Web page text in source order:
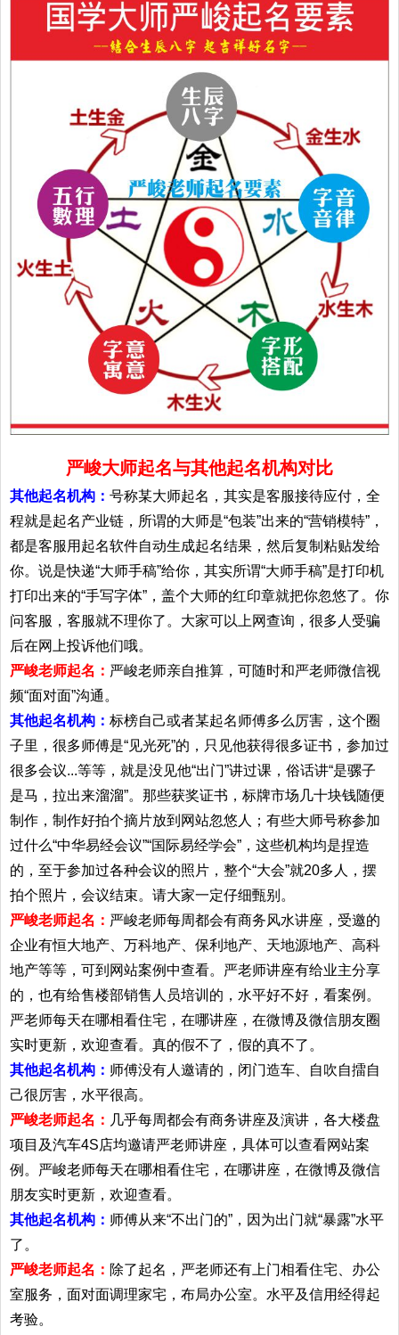
严峻大师起名与其他起名机构对比
其他起名机构： 号称某大师起名，其实是客服接待应付，全
程就是起名产业链，所谓的大师是“包装”出来的“营销模特”，
都是客服用起名软件自动生成起名结果，然后复制粘贴发给
你。说是快递“大师手稿”给你，其实所谓“大师手稿”是打印机
打印出来的“手写字体”，盖个大师的红印章就把你忽悠了。你
问客服，客服就不理你了。大家可以上网查询，很多人受骗
后在网上投诉他们哦。
严峻老师起名： 严峻老师亲自推算，可随时和严老师微信视
频“面对面”沟通。
其他起名机构： 标榜自己或者某起名师傅多么厉害，这个圈
子里，很多师傅是“见光死”的，只见他获得很多证书，参加过
很多会议...等等，就是没见他“出门”讲过课，俗话讲“是骡子
是马，拉出来溜溜”。那些获奖证书，标牌市场几十块钱随便
制作，制作好拍个摘片放到网站忽悠人；有些大师号称参加
过什么“中华易经会议”“国际易经学会”，这些机构均是捏造
的，至于参加过各种会议的照片，整个“大会”就20多人，摆
拍个照片，会议结束。请大家一定仔细甄别。
严峻老师起名： 严峻老师每周都会有商务风水讲座，受邀的
企业有恒大地产、万科地产、保利地产、天地源地产、高科
地产等等，可到网站案例中查看。严老师讲座有给业主分享
的，也有给售楼部销售人员培训的，水平好不好，看案例。
严老师每天在哪相看住宅，在哪讲座，在微博及微信朋友圈
实时更新，欢迎查看。真的假不了，假的真不了。
其他起名机构： 师傅没有人邀请的，闭门造车、自吹自擂自
己很厉害，水平很高。
严峻老师起名： 几乎每周都会有商务讲座及演讲，各大楼盘
项目及汽车4S店均邀请严老师讲座，具体可以查看网站案
例。严峻老师每天在哪相看住宅，在哪讲座，在微博及微信
朋友实时更新，欢迎查看。
其他起名机构： 师傅从来“不出门的”，因为出门就“暴露”水平
了。
严峻老师起名： 除了起名，严老师还有上门相看住宅、办公
室服务，面对面调理家宅，布局办公室。水平及信用经得起
考验。